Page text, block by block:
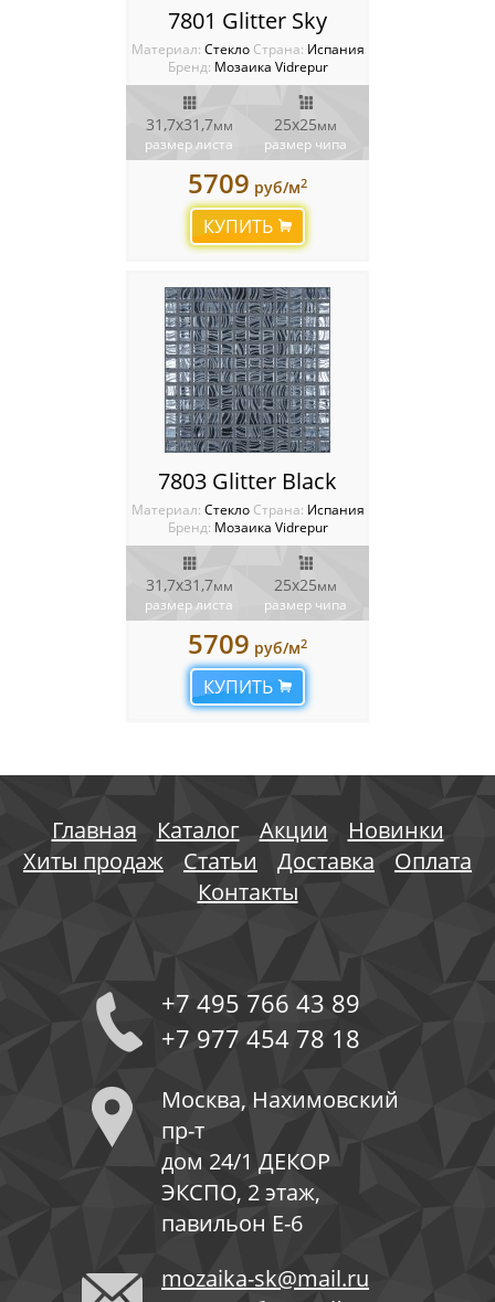
7801 Glitter Sky
Материал: Стекло Cтрана: Испания
Бренд: Мозаика Vidrepur
31,7x31,7мм
размер листа
25х25мм
размер чипа
5709 руб/м2
КУПИТЬ
7803 Glitter Black
Материал: Стекло Cтрана: Испания
Бренд: Мозаика Vidrepur
31,7x31,7мм
размер листа
25х25мм
размер чипа
5709 руб/м2
КУПИТЬ
Главная Каталог Акции
Новинки
Хиты продаж
Статьи Доставка
Оплата
Контакты
+7 495 766 43 89
+7 977 454 78 18
Москва, Нахимовский
пр-т
дом 24/1 ДЕКОР
ЭКСПО, 2 этаж,
павильон Е-6
mozaika-sk@mail.ru